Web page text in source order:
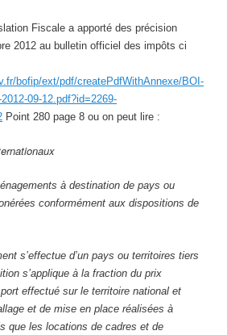
Fiscale a apporté des précision
2012 au bulletin officiel des impôtsci
bofip/ext/pdf/createPdfWithAnnexe/BOI-
09-12.pdf?id=2269-
Point 280 page 8 ou on peut lire :
à destination de pays ou
conformément aux dispositions de
s’effectue d’un pays ou territoires tiers
s’applique à la fraction du prix
effectué sur le territoire national et
et de mise en place réalisées à
que les locations de cadres et de